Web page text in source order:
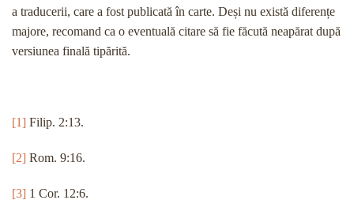
a traducerii, care a fost publicată în carte. Deși nu există diferențe
majore, recomand ca o eventuală citare să fie făcută neapărat după
versiunea finală tipărită.
[1] Filip. 2:13.
[2] Rom. 9:16.
[3] 1 Cor. 12:6.